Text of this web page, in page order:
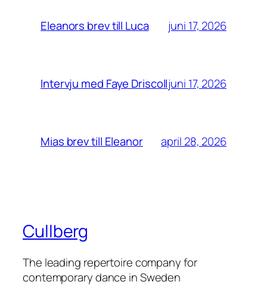
Eleanors brev till Luca juni 17, 2026
Intervju med Faye Driscolljuni 17, 2026
Mias brev till Eleanor april 28, 2026
Cullberg
The leading repertoire company for
contemporary dance in Sweden